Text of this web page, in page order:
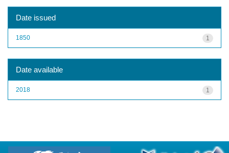
Date issued
1
1850
Date available
1
2018